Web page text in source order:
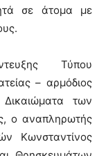
σε άτομα με
Τύπου
– αρμόδιος
Δικαιώματα των
ο αναπληρωτής
Κωνσταντίνος